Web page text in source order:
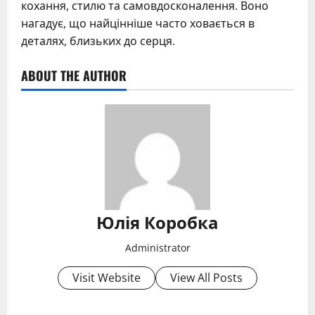
кохання, стилю та самовдосконалення. Воно
нагадує, що найцінніше часто ховається в
деталях, близьких до серця.
ABOUT THE AUTHOR
Юлія Коробка
Administrator
Visit Website View All Posts